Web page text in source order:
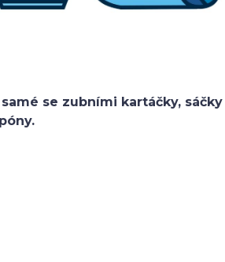
se zubními kartáčky,